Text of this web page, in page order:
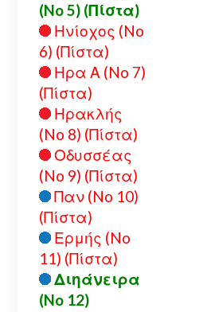
(No 5) (Πίστα)
Ηνίοχος (No
6) (Πίστα)
Ηρα Α (No 7)
(Πίστα)
Ηρακλής
(No 8) (Πίστα)
Οδυσσέας
(No 9) (Πίστα)
Παν (No 10)
(Πίστα)
Ερμής (No
11) (Πίστα)
Διηάνειρα
(No 12)